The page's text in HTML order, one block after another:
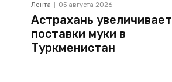
Лента 05 августа 2026
Астрахань увеличивает
поставки муки в
Туркменистан